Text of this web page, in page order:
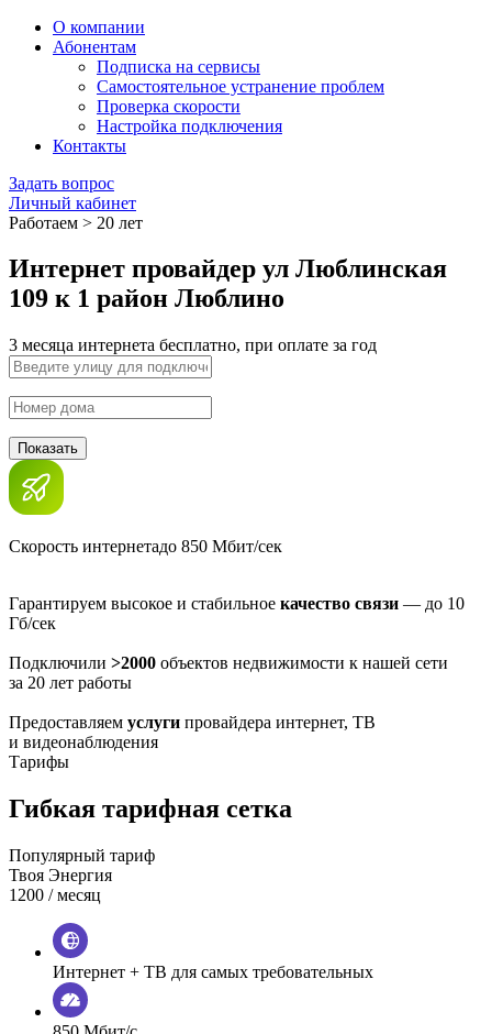
О компании
Абонентам
Подписка на сервисы
Самостоятельное устранение проблем
Проверка скорости
Настройка подключения
Контакты
Задать вопрос
Личный кабинет
Работаем > 20 лет
Интернет провайдер ул Люблинская
109 к 1 район Люблино
3 месяца интернета бесплатно, при оплате за год
Показать
Скорость интернетадо 850 Мбит/сек
Гарантируем высокое и стабильное качество связи — до 10
Гб/сек
Подключили >2000 объектов недвижимости к нашей сети
за 20 лет работы
Предоставляем услуги провайдера интернет, ТВ
и видеонаблюдения
Тарифы
Гибкая тарифная сетка
Популярный тариф
Твоя Энергия
1200 / месяц
Интернет + ТВ для самых требовательных